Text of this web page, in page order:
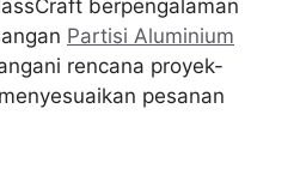
berpengalaman
Partisi Aluminium
rencana proyek-
pesanan